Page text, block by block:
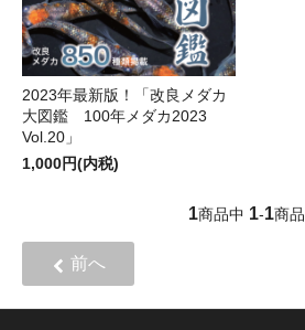
2023年最新版！「改良メダカ
大図鑑 100年メダカ2023
Vol.20」
1,000円(内税)
1商品中 1-1商品
前へ